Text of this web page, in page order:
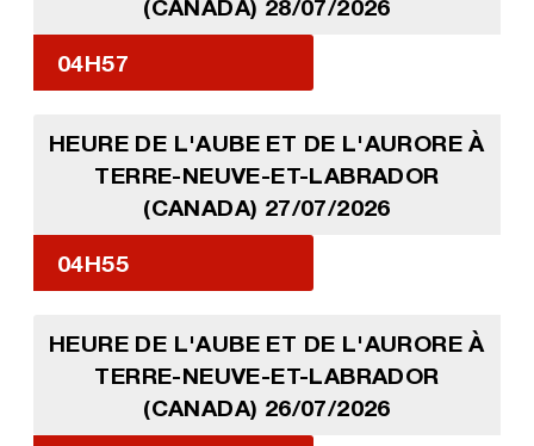
(CANADA) 28/07/2026
04H57
HEURE DE L'AUBE ET DE L'AURORE À
TERRE-NEUVE-ET-LABRADOR
(CANADA) 27/07/2026
04H55
HEURE DE L'AUBE ET DE L'AURORE À
TERRE-NEUVE-ET-LABRADOR
(CANADA) 26/07/2026